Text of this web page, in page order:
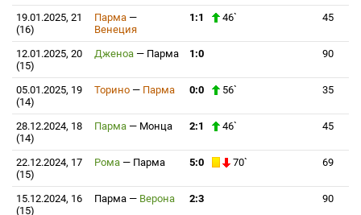
19.01.2025, 21
(16)
Парма —
Венеция
1:1 46` 45
12.01.2025, 20
(15)
Дженоа — Парма 1:0 90
05.01.2025, 19
(14)
Торино — Парма 0:0 56` 35
28.12.2024, 18
(14)
Парма — Монца 2:1 46` 45
22.12.2024, 17
(15)
Рома — Парма 5:0 70` 69
15.12.2024, 16
(15)
Парма — Верона 2:3 90